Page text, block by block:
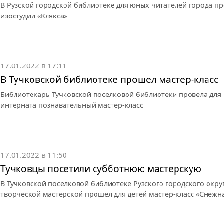
В Рузской городской библиотеке для юных читателей города
изостудии «Клякса»
17.01.2022 в 17:11
В Тучковской библиотеке прошел мастер-класс
Библиотекарь Тучковской поселковой библиотеки провела
интерната познавательный мастер-класс.
17.01.2022 в 11:50
Тучковцы посетили субботнюю мастерскую
В Тучковской поселковой библиотеке Рузского городского
творческой мастерской прошел для детей мастер-класс